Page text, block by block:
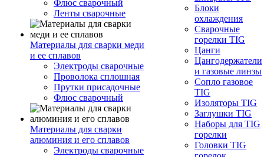
Флюс сварочный
Ленты сварочные
Материалы для сварки меди
и ее сплавов
Электроды сварочные
Проволока сплошная
Прутки присадочные
Флюс сварочный
Материалы для сварки
алюминия и его сплавов
Электроды сварочные
Блоки
охлаждения
Сварочные
горелки TIG
Цанги
Цангодержатели
и газовые линзы
Сопло газовое
TIG
Изоляторы TIG
Заглушки TIG
Наборы для TIG
горелки
Головки TIG